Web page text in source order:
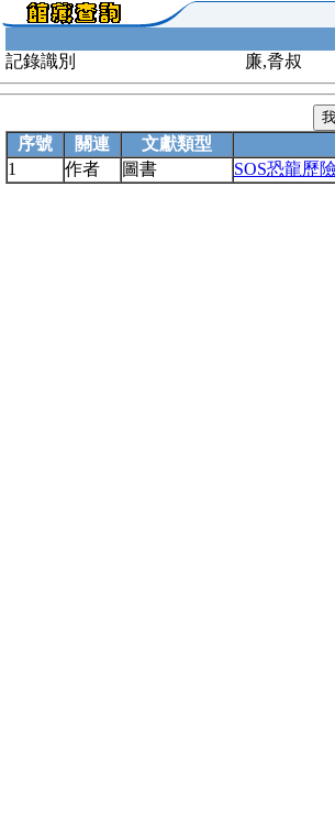
記錄識別
廉,脀叔
序號
關連 文獻類型
1
作者 圖書 SOS恐龍歷